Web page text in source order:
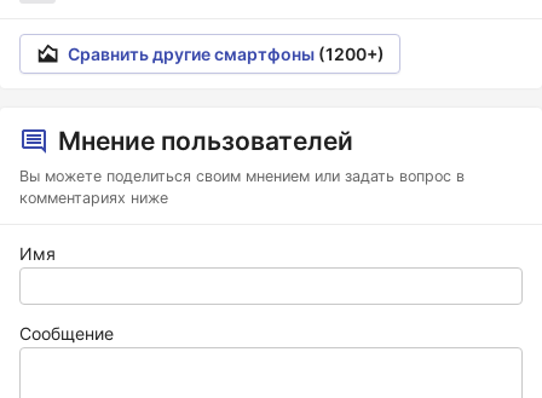
Сравнить другие смартфоны (1200+)
Мнение пользователей
Вы можете поделиться своим мнением или задать вопрос в
комментариях ниже
Имя
Сообщение